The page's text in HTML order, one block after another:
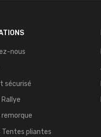
nous
sécurisé
Tentes pliantes